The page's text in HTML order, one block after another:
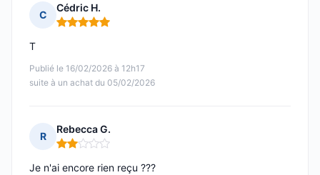
C
Cédric H.
Note : 5 sur 5
Publié le 16/02/2026 à 12h17
suite à un achat du 05/02/2026
T
R
Rebecca G.
Note : 2 sur 5
Je n'ai encore rien reçu ???